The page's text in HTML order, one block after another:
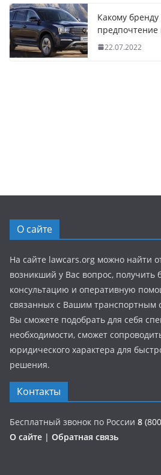
Какому
предпочтение
22.07.2022
О сайте
На сайте lawcars.org можно найти
возникший у Вас вопрос, получить
консультацию и оперативную
связанных с Вашим транспортным
Вы сможете подобрать для себя
необходимости, сможет
юридического характера для
решения.
Контакты
Бесплатный звонок по России 8
О сайте | Обратная связь